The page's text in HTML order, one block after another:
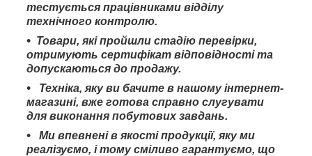
тестується працівниками відділу
технічного контролю.
Товари, які пройшли стадію перевірки,
отримують сертифікат відповідності та
допускаються до продажу.
Техніка, яку ви бачите в нашому інтернет-
магазині, вже готова справно слугувати
для виконання побутових завдань.
Ми впевнені в якості продукції, яку ми
реалізуємо, і тому сміливо гарантуємо, що